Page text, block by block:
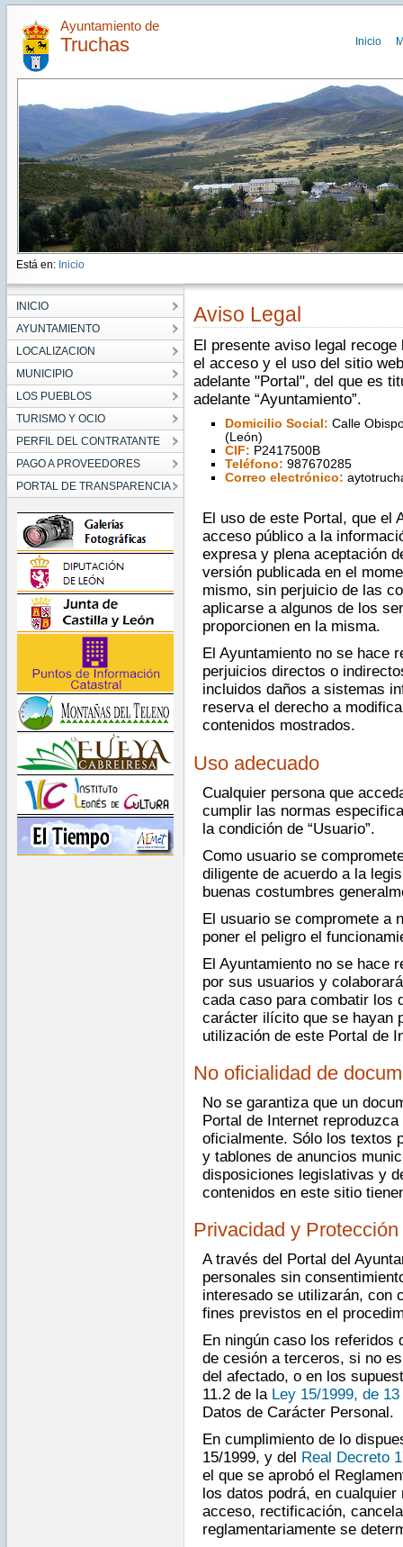
Ayuntamiento de
Truchas Inicio
Está en: Inicio
INICIO
AYUNTAMIENTO
LOCALIZACION
MUNICIPIO
LOS PUEBLOS
TURISMO Y OCIO
PERFIL DEL CONTRATANTE
PAGO A PROVEEDORES
PORTAL DE TRANSPARENCIA
Aviso Legal
El presente aviso legal
el acceso y el uso del sitio
adelante "Portal", del que es
adelante “Ayuntamiento”.
Domicilio Social: Calle
(León)
CIF: P2417500B
Teléfono: 987670285
Correo electrónico:
El uso de este Portal, que el
acceso público a la
expresa y plena aceptación
versión publicada en el
mismo, sin perjuicio de las
aplicarse a algunos de los
proporcionen en la misma.
El Ayuntamiento no se hace
perjuicios directos o
incluidos daños a sistemas
reserva el derecho a
contenidos mostrados.
Uso adecuado
Cualquier persona que
cumplir las normas
la condición de “Usuario”.
Como usuario se
diligente de acuerdo a la
buenas costumbres
El usuario se compromete a
poner el peligro el
El Ayuntamiento no se hace
por sus usuarios y
cada caso para combatir los
carácter ilícito que se hayan
utilización de este Portal de
No oficialidad de
No se garantiza que un
Portal de Internet
oficialmente. Sólo los textos
y tablones de anuncios
disposiciones legislativas y
contenidos en este sitio
Privacidad y
A través del Portal del
personales sin
interesado se utilizarán, con
fines previstos en el
En ningún caso los referidos
de cesión a terceros, si no
del afectado, o en los
11.2 de la Ley 15/1999, de
Datos de Carácter Personal.
En cumplimiento de lo
15/1999, y del Real Decreto
el que se aprobó el
los datos podrá, en
acceso, rectificación,
reglamentariamente se